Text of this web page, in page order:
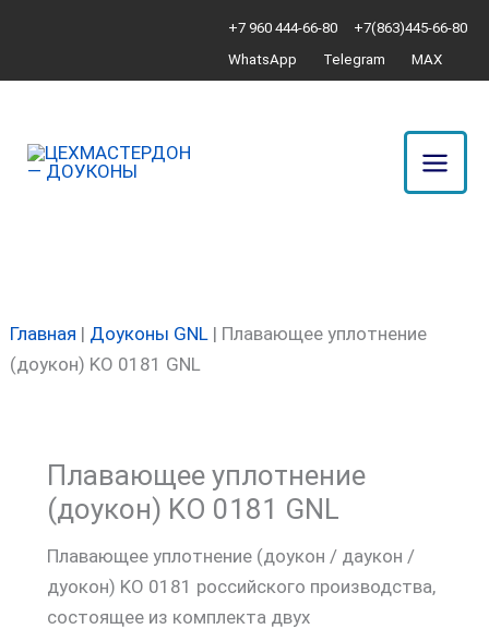
содержимому
+7 960 444-66-80
+7(863)445-66-80
WhatsApp
Telegram MAX
Главная | Доуконы GNL | Плавающее уплотнение
(доукон) KO 0181 GNL
Плавающее уплотнение
(доукон) KO 0181 GNL
Плавающее уплотнение (доукон / даукон /
дуокон) KO 0181 российского производства,
состоящее из комплекта двух
Плавающее
KO